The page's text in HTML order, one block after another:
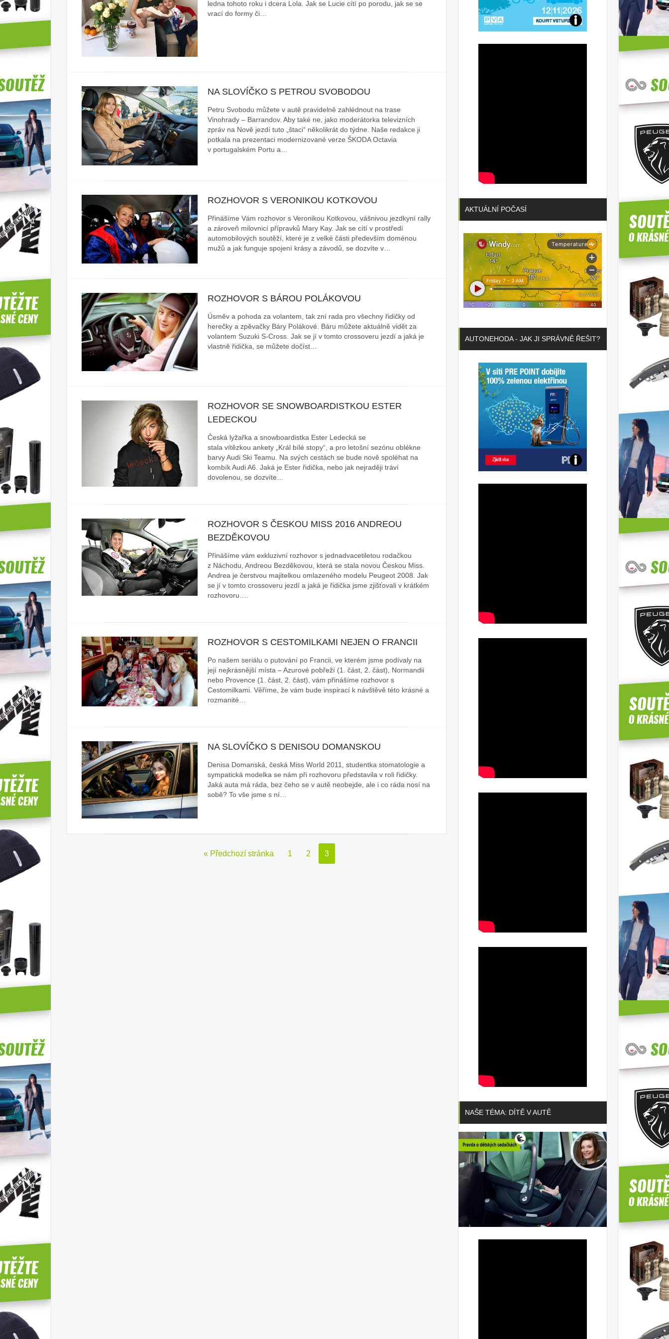
ledna tohoto roku i dcera Lola. Jak se Lucie cítí po porodu, jak se se
vrací do formy či…
NA SLOVÍČKO S PETROU SVOBODOU
Petru Svobodu můžete v autě pravidelně zahlédnout na trase
Vinohrady – Barrandov. Aby také ne, jako moderátorka televizních
zpráv na Nově jezdí tuto „štaci“ několikrát do týdne. Naše redakce ji
potkala na prezentaci modernizované verze ŠKODA Octavia
v portugalském Portu a…
ROZHOVOR S VERONIKOU KOTKOVOU
Přinášíme Vám rozhovor s Veronikou Kotkovou, vášnivou jezdkyní rally
a zároveň milovnicí přípravků Mary Kay. Jak se cítí v prostředí
automobilových soutěží, které je z velké části především doménou
mužů a jak funguje spojení krásy a závodů, se dozvíte v…
ROZHOVOR S BÁROU POLÁKOVOU
Úsměv a pohoda za volantem, tak zní rada pro všechny řidičky od
herečky a zpěvačky Báry Polákové. Báru můžete aktuálně vidět za
volantem Suzuki S-Cross. Jak se jí v tomto crossoveru jezdí a jaká je
vlastně řidička, se můžete dočíst…
ROZHOVOR SE SNOWBOARDISTKOU ESTER
LEDECKOU
Česká lyžařka a snowboardistka Ester Ledecká se
stala vítězkou ankety „Král bílé stopy“, a pro letošní sezónu oblékne
barvy Audi Ski Teamu. Na svých cestách se bude nově spoléhat na
kombík Audi A6. Jaká je Ester řidička, nebo jak nejraději tráví
dovolenou, se dozvíte…
ROZHOVOR S ČESKOU MISS 2016 ANDREOU
BEZDĚKOVOU
Přinášíme vám exkluzivní rozhovor s jednadvacetiletou rodačkou
z Náchodu, Andreou Bezděkovou, která se stala novou Českou Miss.
Andrea je čerstvou majitelkou omlazeného modelu Peugeot 2008. Jak
se jí v tomto crossoveru jezdí a jaká je řidička jsme zjišťovali v krátkém
rozhovoru….
ROZHOVOR S CESTOMILKAMI NEJEN O FRANCII
Po našem seriálu o putování po Francii, ve kterém jsme podívaly na
její nejkrásnější místa – Azurové pobřeží (1. část, 2. část), Normandii
nebo Provence (1. část, 2. část), vám přinášíme rozhovor s
Cestomilkami. Věříme, že vám bude inspirací k návštěvě této krásné a
rozmanité…
NA SLOVÍČKO S DENISOU DOMANSKOU
Denisa Domanská, česká Miss World 2011, studentka stomatologie a
sympatická modelka se nám při rozhovoru představila v roli řidičky.
Jaká auta má ráda, bez čeho se v autě neobejde, ale i co ráda nosí na
sobě? To vše jsme s ní…
« Předchozí stránka 1 2 3
Přijďte
AKTUÁLNÍ POČASÍ
AUTONEHODA - JAK JI SPRÁVNĚ ŘEŠIT?
Poznejte
NAŠE TÉMA: DÍTĚ V AUTĚ